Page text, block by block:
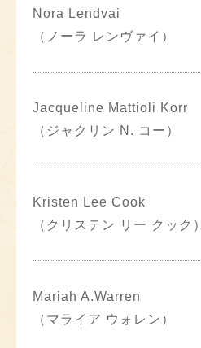
Nora Lendvai
（ノーラ レンヴァイ）
Jacqueline Mattioli Korr
（ジャクリン N. コー）
Kristen Lee Cook
（クリステン リー クック）
Mariah A.Warren
（マライア ウォレン）